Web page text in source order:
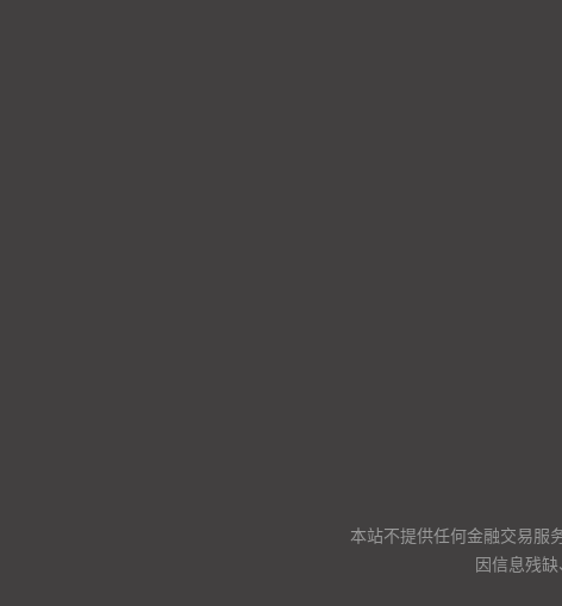
本站不提供任何金融交易服
因信息残